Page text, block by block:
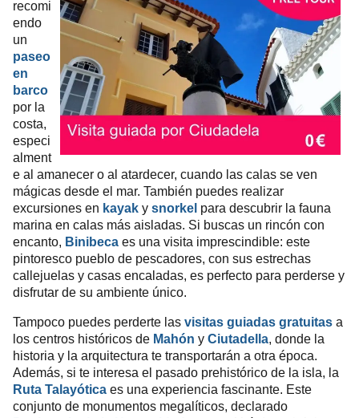
recomi
endo
un
paseo
en
barco
por la
costa,
especi
alment
e al amanecer o al atardecer, cuando las calas se ven
mágicas desde el mar. También puedes realizar
excursiones en kayak y snorkel para descubrir la fauna
marina en calas más aisladas. Si buscas un rincón con
encanto, Binibeca es una visita imprescindible: este
pintoresco pueblo de pescadores, con sus estrechas
callejuelas y casas encaladas, es perfecto para perderse y
disfrutar de su ambiente único.
Tampoco puedes perderte las visitas guiadas gratuitas a
los centros históricos de Mahón y Ciutadella, donde la
historia y la arquitectura te transportarán a otra época.
Además, si te interesa el pasado prehistórico de la isla, la
Ruta Talayótica es una experiencia fascinante. Este
conjunto de monumentos megalíticos, declarado